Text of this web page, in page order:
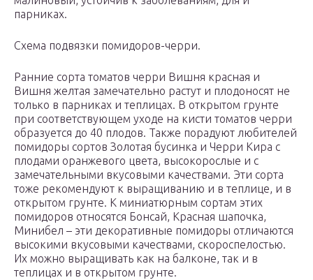
парниках.
Схема подвязки помидоров-черри.
Ранние сорта томатов черри Вишня красная и
Вишня желтая замечательно растут и плодоносят не
только в парниках и теплицах. В открытом грунте
при соответствующем уходе на кисти томатов черри
образуется до 40 плодов. Также порадуют любителей
помидоры сортов Золотая бусинка и Черри Кира с
плодами оранжевого цвета, высокорослые и с
замечательными вкусовыми качествами. Эти сорта
тоже рекомендуют к выращиванию и в теплице, и в
открытом грунте. К миниатюрным сортам этих
помидоров относятся Бонсай, Красная шапочка,
Минибел – эти декоративные помидоры отличаются
высокими вкусовыми качествами, скороспелостью.
Их можно выращивать как на балконе, так и в
теплицах и в открытом грунте.